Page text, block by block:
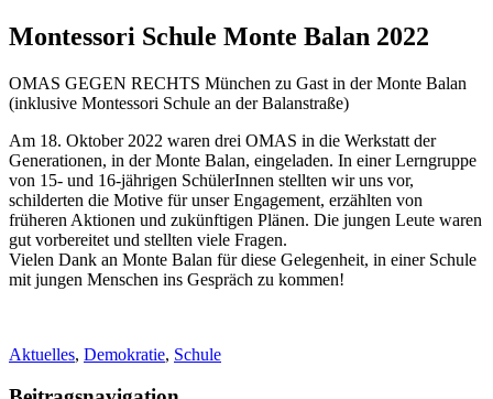
Montessori Schule Monte Balan 2022
OMAS GEGEN RECHTS München zu Gast in der Monte Balan
(inklusive Montessori Schule an der Balanstraße)
Am 18. Oktober 2022 waren drei OMAS in die Werkstatt der
Generationen, in der Monte Balan, eingeladen. In einer Lerngruppe
von 15- und 16-jährigen SchülerInnen stellten wir uns vor,
schilderten die Motive für unser Engagement, erzählten von
früheren Aktionen und zukünftigen Plänen. Die jungen Leute waren
gut vorbereitet und stellten viele Fragen.
Vielen Dank an Monte Balan für diese Gelegenheit, in einer Schule
mit jungen Menschen ins Gespräch zu kommen!
Aktuelles, Demokratie, Schule